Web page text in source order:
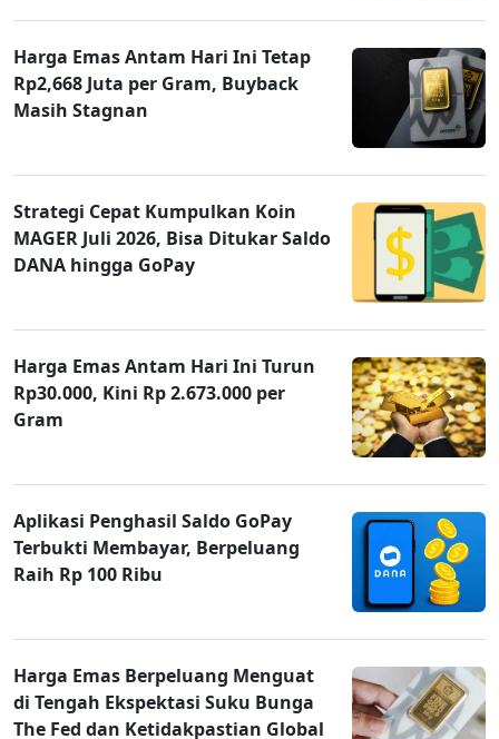
Harga Emas Antam Hari Ini Tetap
Rp2,668 Juta per Gram, Buyback
Masih Stagnan
Strategi Cepat Kumpulkan Koin
MAGER Juli 2026, Bisa Ditukar Saldo
DANA hingga GoPay
Harga Emas Antam Hari Ini Turun
Rp30.000, Kini Rp 2.673.000 per
Gram
Aplikasi Penghasil Saldo GoPay
Terbukti Membayar, Berpeluang
Raih Rp 100 Ribu
Harga Emas Berpeluang Menguat
di Tengah Ekspektasi Suku Bunga
The Fed dan Ketidakpastian Global